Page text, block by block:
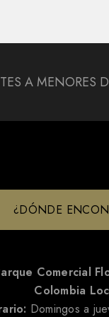
A MENORES
¿DÓNDE
Comercial
Colombia
Domingos a